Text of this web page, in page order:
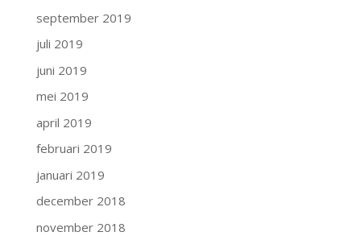
september 2019
juli 2019
juni 2019
mei 2019
april 2019
februari 2019
januari 2019
december 2018
november 2018